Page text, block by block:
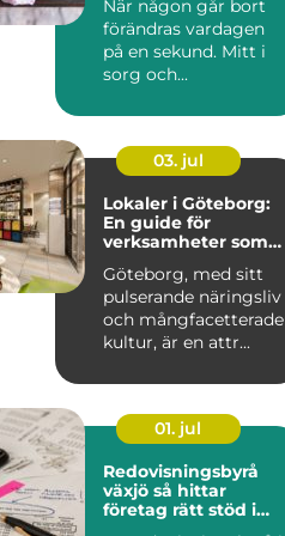
När någon går bort
förändras vardagen
på en sekund. Mitt i
sorg och...
03. jul
Lokaler i Göteborg:
En guide för
verksamheter som
Göteborg, med sitt
pulserande näringsliv
och mångfacetterade
kultur, är en attr...
01. jul
Redovisningsbyrå
växjö så hittar
företag rätt stöd i